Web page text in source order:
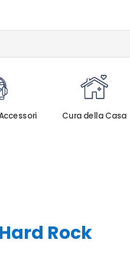
Cura della Casa
Hard Rock